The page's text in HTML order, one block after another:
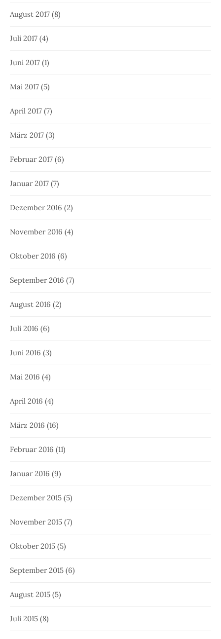
August 2017 (8)
Juli 2017 (4)
Juni 2017 (1)
Mai 2017 (5)
April 2017 (7)
März 2017 (3)
Februar 2017 (6)
Januar 2017 (7)
Dezember 2016 (2)
November 2016 (4)
Oktober 2016 (6)
September 2016 (7)
August 2016 (2)
Juli 2016 (6)
Juni 2016 (3)
Mai 2016 (4)
April 2016 (4)
März 2016 (16)
Februar 2016 (11)
Januar 2016 (9)
Dezember 2015 (5)
November 2015 (7)
Oktober 2015 (5)
September 2015 (6)
August 2015 (5)
Juli 2015 (8)